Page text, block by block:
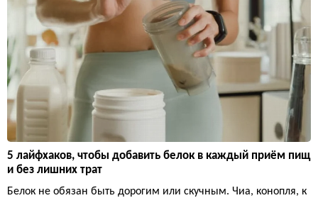
5 лайфхаков, чтобы добавить белок в каждый приём пищ
и без лишних трат
Белок не обязан быть дорогим или скучным. Чиа, конопля, к